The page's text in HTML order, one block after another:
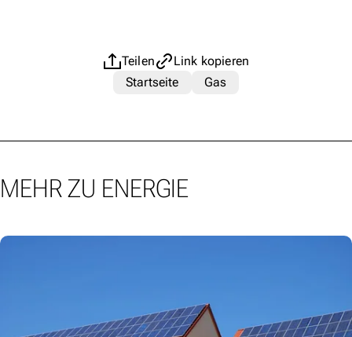
Teilen
Link kopieren
Startseite
Gas
MEHR ZU ENERGIE